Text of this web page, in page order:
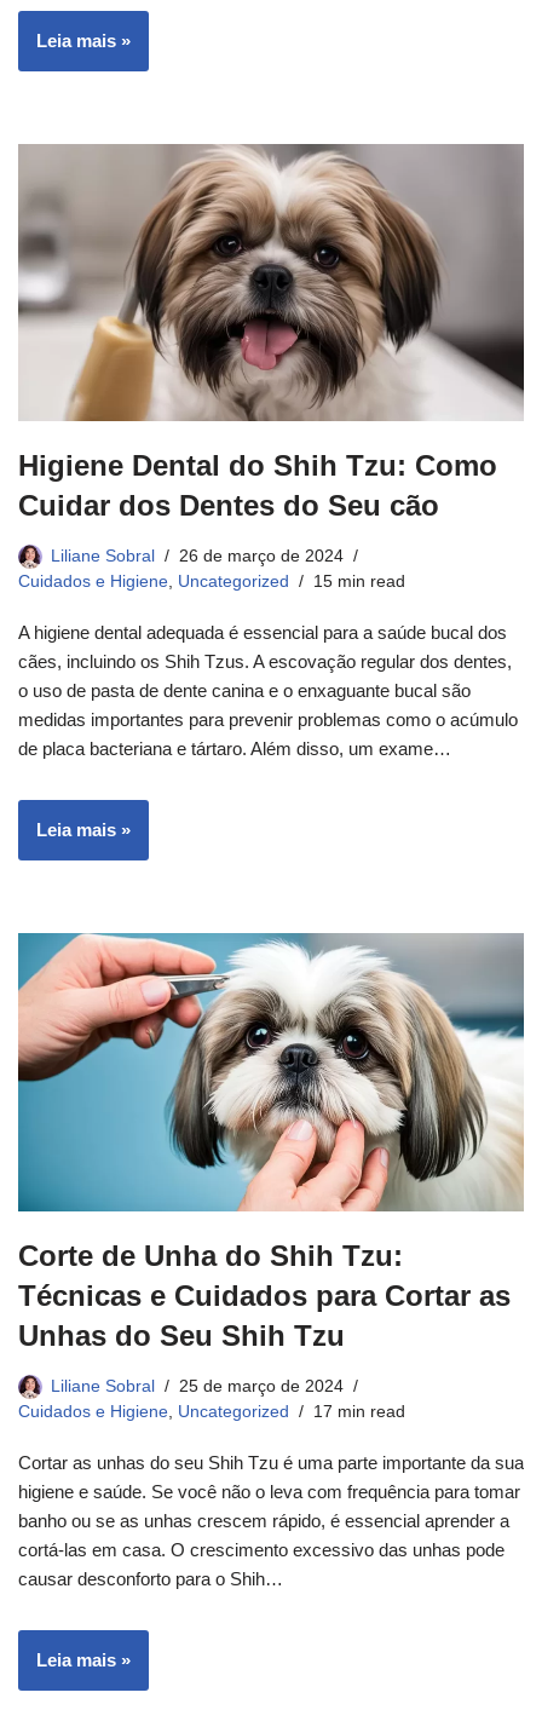
Leia mais »
Higiene Dental do Shih Tzu: Como
Cuidar dos Dentes do Seu cão
Liliane Sobral
26 de março de 2024
Cuidados e Higiene, Uncategorized 15 min read
A higiene dental adequada é essencial para a saúde bucal dos
cães, incluindo os Shih Tzus. A escovação regular dos dentes,
o uso de pasta de dente canina e o enxaguante bucal são
medidas importantes para prevenir problemas como o acúmulo
de placa bacteriana e tártaro. Além disso, um exame…
Leia mais »
Corte de Unha do Shih Tzu:
Técnicas e Cuidados para Cortar as
Unhas do Seu Shih Tzu
Liliane Sobral
25 de março de 2024
Cuidados e Higiene, Uncategorized 17 min read
Cortar as unhas do seu Shih Tzu é uma parte importante da sua
higiene e saúde. Se você não o leva com frequência para tomar
banho ou se as unhas crescem rápido, é essencial aprender a
cortá-las em casa. O crescimento excessivo das unhas pode
causar desconforto para o Shih…
Leia mais »